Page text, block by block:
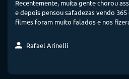
Recentemente, muita gente chorou
e depois pensou safadezas vendo 365
filmes foram muito falados e nos
Rafael Arinelli